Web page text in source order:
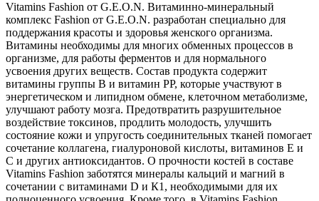
Vitamins Fashion от G.E.O.N. Витаминно-минеральный
комплекс Fashion от G.E.O.N. разработан специально для
поддержания красоты и здоровья женского организма.
Витамины необходимы для многих обменных процессов в
организме, для работы ферментов и для нормального
усвоения других веществ. Состав продукта содержит
витамины группы В и витамин PP, которые участвуют в
энергетическом и липидном обмене, клеточном метаболизме,
улучшают работу мозга. Предотвратить разрушительное
воздействие токсинов, продлить молодость, улучшить
состояние кожи и упругость соединительных тканей помогает
сочетание коллагена, гиалуроновой кислоты, витаминов Е и
С и других антиоксидантов. О прочности костей в составе
Vitamins Fashion заботятся минералы кальций и магний в
сочетании с витаминами D и К1, необходимыми для их